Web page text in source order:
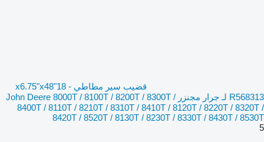
قضيب سير مطاطي - 18"x6.75"x48
R568313 لـ جرار مجنزر John Deere 8000T / 8100T / 8200T / 8300T /
8400T / 8110T / 8210T / 8310T / 8410T / 8120T / 8220T / 8320T /
8420T / 8520T / 8130T / 8230T / 8330T / 8430T / 8530T
5